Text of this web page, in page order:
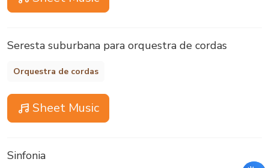
Seresta suburbana para orquestra de cordas
Orquestra de cordas
Sheet Music
Sinfonia